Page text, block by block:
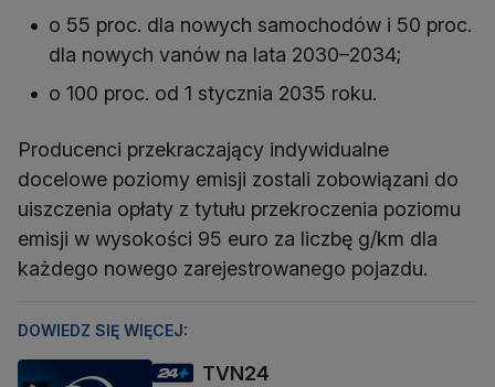
o 55 proc. dla nowych samochodów i 50 proc.
dla nowych vanów na lata 2030–2034;
o 100 proc. od 1 stycznia 2035 roku.
Producenci przekraczający indywidualne
docelowe poziomy emisji zostali zobowiązani do
uiszczenia opłaty z tytułu przekroczenia poziomu
emisji w wysokości 95 euro za liczbę g/km dla
każdego nowego zarejestrowanego pojazdu.
DOWIEDZ SIĘ WIĘCEJ:
TVN24